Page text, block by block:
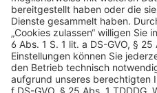
AGB Datenschutz